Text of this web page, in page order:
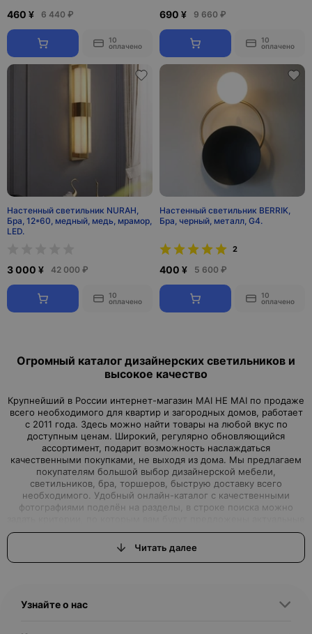
460 ¥ 6 440 ₽
10
оплачено
690 ¥ 9 660 ₽
10
оплачено
Настенный светильник NURAH,
Бра, 12*60, медный, медь, мрамор,
LED.
3 000 ¥ 42 000 ₽
10
оплачено
Настенный светильник BERRIK,
Бра, черный, металл, G4.
2
400 ¥ 5 600 ₽
10
оплачено
Огромный каталог дизайнерских светильников и
высокое качество
Крупнейший в России интернет-магазин MAI HE MAI по продаже
всего необходимого для квартир и загородных домов, работает
с 2011 года. Здесь можно найти товары на любой вкус по
доступным ценам. Широкий, регулярно обновляющийся
ассортимент, подарит возможность наслаждаться
качественными покупками, не выходя из дома. Мы предлагаем
покупателям большой выбор дизайнерской мебели,
светильников, бра, торшеров, быструю доставку всего
необходимого. Удобный онлайн-каталог с качественными
фотографиями поделён на разделы, в строке поиска можно
варианты товаров нашего магазина.Интернет-магазин, где вы
можете найти всё, что ищете
Вы задумали начать ремонт или просто обновить дизайн
предложения, которые смогут удовлетворить самые
Читать далее
Узнайте о нас